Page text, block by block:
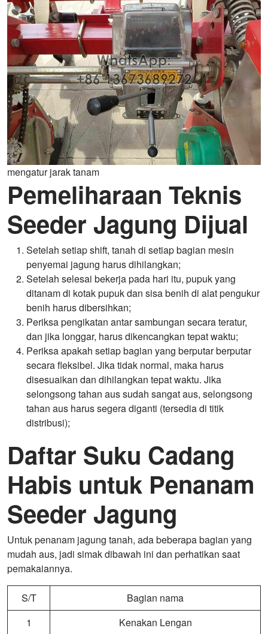
mengatur jarak tanam
Pemeliharaan Teknis
Seeder Jagung Dijual
Setelah setiap shift, tanah di setiap bagian mesin
penyemai jagung harus dihilangkan;
Setelah selesai bekerja pada hari itu, pupuk yang
ditanam di kotak pupuk dan sisa benih di alat pengukur
benih harus dibersihkan;
Periksa pengikatan antar sambungan secara teratur,
dan jika longgar, harus dikencangkan tepat waktu;
Periksa apakah setiap bagian yang berputar berputar
secara fleksibel. Jika tidak normal, maka harus
disesuaikan dan dihilangkan tepat waktu. Jika
selongsong tahan aus sudah sangat aus, selongsong
tahan aus harus segera diganti (tersedia di titik
distribusi);
Daftar Suku Cadang
Habis untuk Penanam
Seeder Jagung
Untuk penanam jagung tanah, ada beberapa bagian yang
mudah aus, jadi simak dibawah ini dan perhatikan saat
pemakaiannya.
S/T
Bagian nama
1
Kenakan Lengan